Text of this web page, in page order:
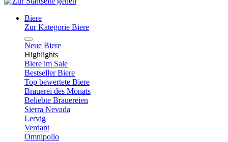
Biere
Zur Kategorie Biere
Neue Biere
Highlights
Biere im Sale
Bestseller Biere
Top bewertete Biere
Brauerei des Monats
Beliebte Brauereien
Sierra Nevada
Lervig
Verdant
Omnipollo